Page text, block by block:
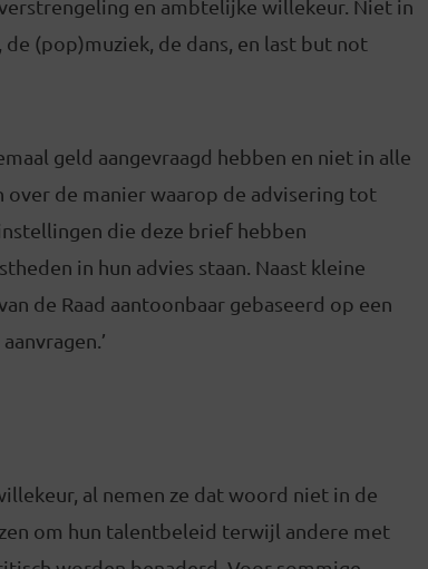
en ambtelijke willekeur. Niet in
, de (pop)muziek, de dans, en last but not
geld aangevraagd hebben en niet in alle
over de manier waarop de advisering tot
die deze brief hebben
in hun advies staan. Naast kleine
de Raad aantoonbaar gebaseerd op een
al nemen ze dat woord niet in de
om hun talentbeleid terwijl andere met